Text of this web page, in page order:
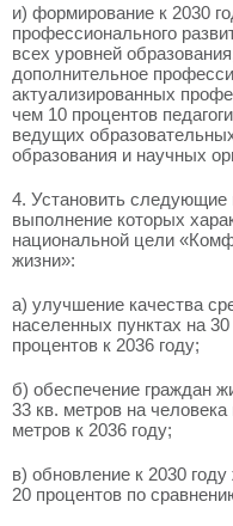
и) формирование к 2030
профессионального
всех уровней
дополнительное
актуализированных
чем 10 процентов
ведущих
образования и научных
4. Установить следующие
выполнение которых
национальной цели
жизни»:
а) улучшение качества
населенных пунктах на
процентов к 2036 году;
б) обеспечение граждан
33 кв. метров на
метров к 2036 году;
в) обновление к 2030
20 процентов по